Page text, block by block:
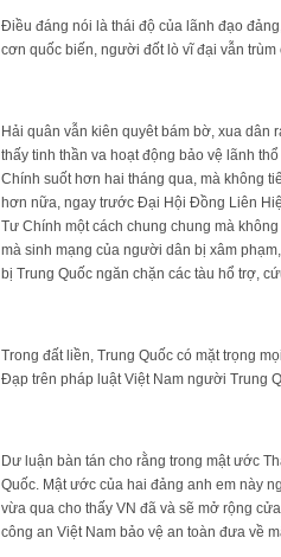
Điều đáng nói là thái độ của lãnh đạo
cơn quốc biến, người đốt lò vĩ đại vẫn
Hải quân vẫn kiên quyêt bám bờ, xua
thấy tinh thần va hoạt động bảo vệ lãnh
Chính suốt hơn hai tháng qua, mà không
hơn nữa, ngay trước Đại Hội Đồng Liên
Tư Chính một cách chung chung mà
mà sinh mạng của người dân bị xâm
bị Trung Quốc ngăn chặn các tàu hổ trợ,
Trong đất liền, Trung Quốc có mặt trọng
Đạp trên pháp luật Việt Nam người Trung
Dư luận bàn tán cho rằng trong mật ước
Quốc. Mật ước của hai đảng anh em này
vừa qua cho thấy VN đã và sẽ mở rộng
công an Việt Nam bảo vệ an toàn đưa về